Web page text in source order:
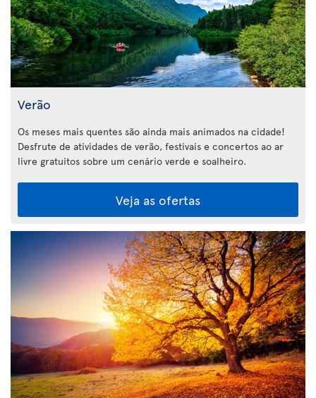
Verão
Os meses mais quentes são ainda mais animados na cidade!
Desfrute de atividades de verão, festivais e concertos ao ar
livre gratuitos sobre um cenário verde e soalheiro.
Veja as ofertas